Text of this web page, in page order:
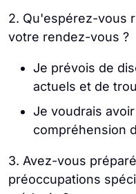
2. Qu'espérez-vous
votre rendez-vous ?
Je prévois de
actuels et de
Je voudrais
compréhension
3. Avez-vous
préoccupations